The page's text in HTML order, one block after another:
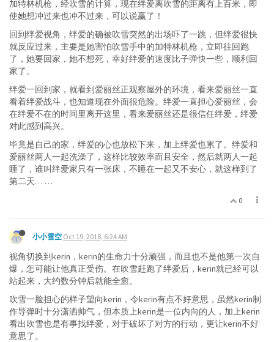
加特林机枪，经吹雪的计算，现在绊爱离吹雪的距离有上百米，即
使她想冲过来也冲不过来，可以说赢了！
回到绊爱视角，绊爱的确被吹雪突然的出场吓了一跳，但绊爱很快
就反应过来，主要是她害怕吹雪手中的加特林机枪，立即往回跑
了，她要回家，她不想死，幸好绊爱的速度比子弹快一些，顺利回
家了。
绊爱一回到家，就看到爱丽丝正观察屋外的环境，看来爱丽丝一直
看着绊爱战斗，也知道现在外面很危险。绊爱一直担心爱丽丝，会
在绊爱不在的时间里离开这里，看来爱丽丝还是很信任绊爱，绊爱
对此感到高兴。
毕竟是自己的家，绊爱的心也放松下来，加上绊爱也累了。绊爱和
爱丽丝两人一起洗澡了，这样比较效率而且安全，然后就两人一起
睡了，谁叫绊爱家只有一张床，不睡在一起又不安心，就这样到了
第二天… …
0
小小雪空 Oct 19, 2018, 6:24 AM
视角切换到kerin，kerin的生命力十分顽强，而且也不是他第一次自
爆，怎可能让他真正受伤。在吹雪赶跑了绊爱后，kerin就已经可以
站起来，大约数分钟后就能全愈。
吹雪一脸担心的样子望向kerin，令kerin有点不好意思，虽然kerin制
作导弹时十分潇洒帅气，但本质上kerin是一位内向的人，加上kerin
看出吹雪也是有事找绊爱，对于破坏了对方的行动，更让kerin不好
意思了。